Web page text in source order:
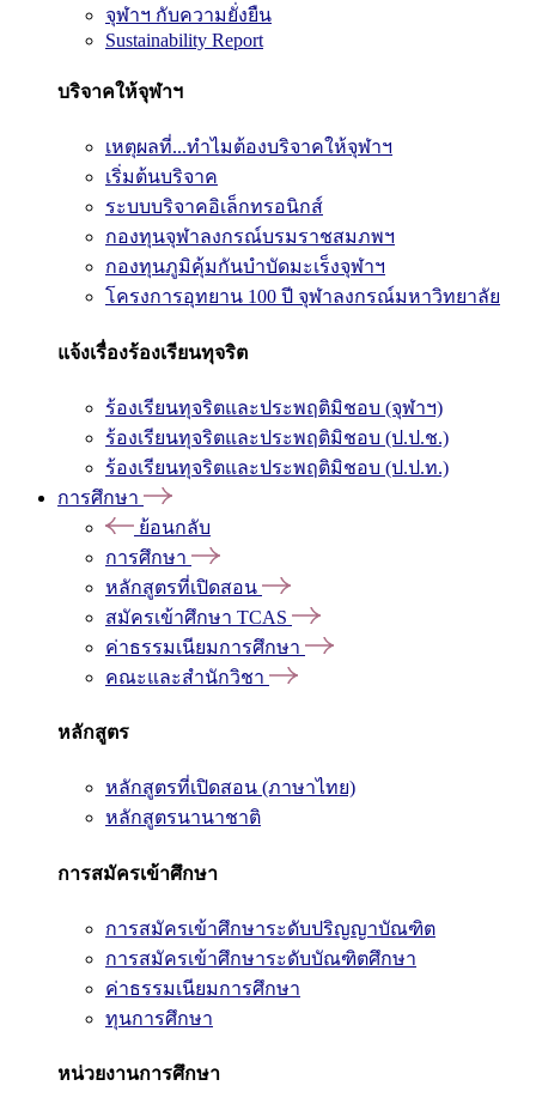
จุฬาฯ กับความยั่งยืน
Sustainability Report
บริจาคให้จุฬาฯ
เหตุผลที่...ทำไมต้องบริจาคให้จุฬาฯ
เริ่มต้นบริจาค
ระบบบริจาคอิเล็กทรอนิกส์
กองทุนจุฬาลงกรณ์บรมราชสมภพฯ
กองทุนภูมิคุ้มกันบำบัดมะเร็งจุฬาฯ
โครงการอุทยาน 100 ปี จุฬาลงกรณ์มหาวิทยาลัย
แจ้งเรื่องร้องเรียนทุจริต
ร้องเรียนทุจริตและประพฤติมิชอบ (จุฬาฯ)
ร้องเรียนทุจริตและประพฤติมิชอบ (ป.ป.ช.)
ร้องเรียนทุจริตและประพฤติมิชอบ (ป.ป.ท.)
การศึกษา
ย้อนกลับ
การศึกษา
หลักสูตรที่เปิดสอน
สมัครเข้าศึกษา TCAS
ค่าธรรมเนียมการศึกษา
คณะและสำนักวิชา
หลักสูตร
หลักสูตรที่เปิดสอน (ภาษาไทย)
หลักสูตรนานาชาติ
การสมัครเข้าศึกษา
การสมัครเข้าศึกษาระดับปริญญาบัณฑิต
การสมัครเข้าศึกษาระดับบัณฑิตศึกษา
ค่าธรรมเนียมการศึกษา
ทุนการศึกษา
หน่วยงานการศึกษา